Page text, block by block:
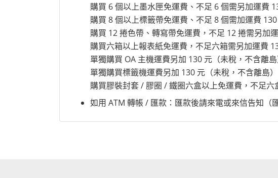
購買 6 個以上墨水匣免運費、不足 6 個需另加運費
購買 8 個以上標籤帶免運費、不足 8 個需加運費
購買 12 捲色帶、轉寫帶免運費，不足 12 捲需另加
購買六箱以上報表紙免運費，不足六箱需另加運費
單獨購買 OA 主機運費另加 130 元（未稅，不含離
單獨購買標籤機運費另加 130 元（未稅，不含離島
購買膠裝封套 / 膠圈 / 鐵圈六盒以上免運費，不足
如用 ATM 轉帳 / 匯款：匯款後請來電或來信告知